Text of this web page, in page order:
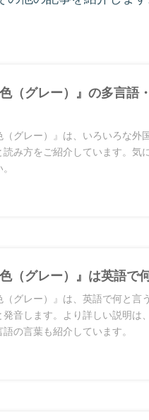
色（グレー）』の多言語
（グレー）』は、いろいろな
読み方をご紹介しています。気
色（グレー）』は英語で
（グレー）』は、英語で何と
発音します。より詳しい説明は
語の言葉も紹介しています。